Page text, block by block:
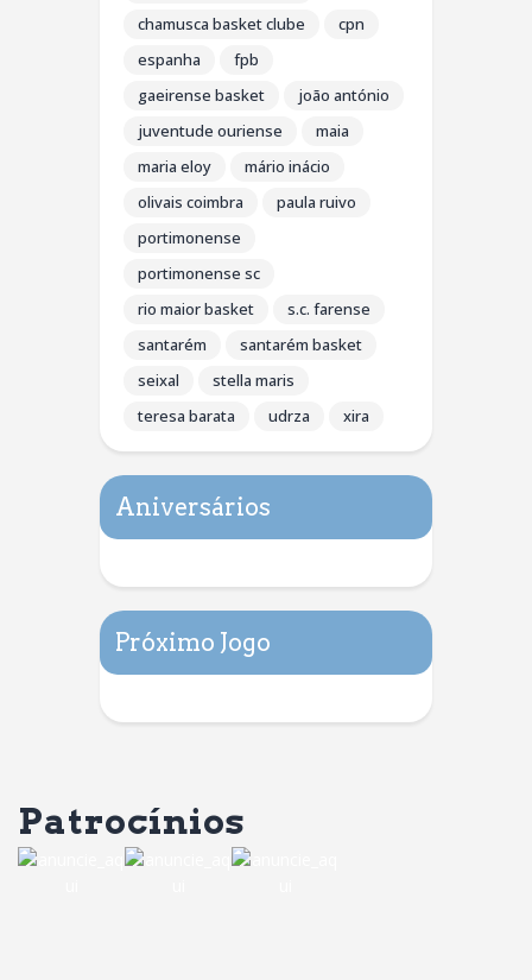
chamusca basket clube
cpn
espanha
fpb
gaeirense basket
joão antónio
juventude ouriense
maia
maria eloy
mário inácio
olivais coimbra
paula ruivo
portimonense
portimonense sc
rio maior basket
s.c. farense
santarém
santarém basket
seixal
stella maris
teresa barata
udrza xira
Aniversários
Próximo Jogo
Patrocínios